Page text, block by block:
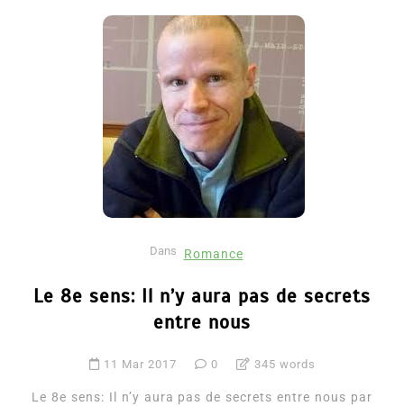
Dans Romance
Le 8e sens: Il n’y aura pas de secrets
entre nous
11 Mar 2017 0 345 words
Le 8e sens: Il n’y aura pas de secrets entre nous par